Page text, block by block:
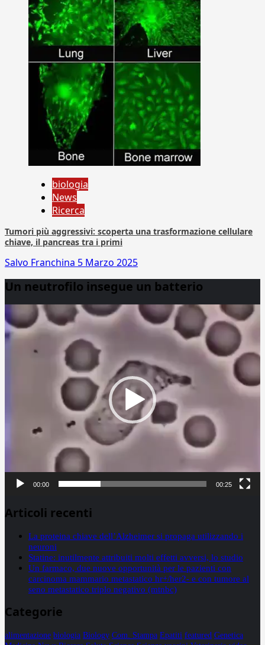
biologia
News
Ricerca
Tumori più aggressivi: scoperta una trasformazione cellulare
chiave, il pancreas tra i primi
Salvo Franchina 5 Marzo 2025
Un neutrofilo insegue un batterio
Player
00:00 00:25
Articoli recenti
La proteina chiave dell’Alzheimer si propaga utilizzando i
neuroni
Statine: inutilmente attribuiti molti effetti avversi, lo studio
Un farmaco, due nuove opportunità per le pazienti con
carcinoma mammario metastatico hr+/her2- e con tumore al
seno metastatico triplo negativo (mtnbc)
Categorie
alimentazione biologia Biology Com. Stampa Epatiti featured Genetica